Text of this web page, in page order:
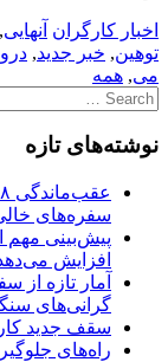
اخبار کارگران آنهایی,
توهین, خبر جدید,
می, همه
Search
for:
نوشته‌های تازه
سفره‌های
پیش‌بینی مهم
افزایش
آمار تازه از
گرانی‌های
سقف جدید
راه‌های